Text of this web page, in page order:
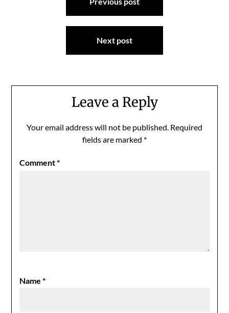
Next post
Leave a Reply
Your email address will not be published. Required
fields are marked *
Comment*
Name*